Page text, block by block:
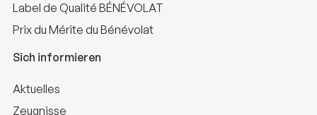
Label de Qualité BÉNÉVOLAT
Prix du Mérite du Bénévolat
Sich informieren
Aktuelles
Zeugnisse